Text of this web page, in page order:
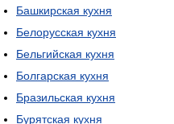
Башкирская кухня
Белорусская кухня
Бельгийская кухня
Болгарская кухня
Бразильская кухня
Бурятская кухня